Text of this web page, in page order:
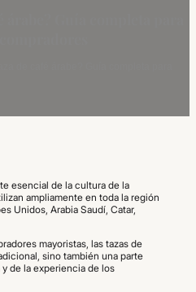
esencial de la cultura de la
ampliamente en toda la región
Unidos, Arabia Saudí, Catar,
mayoristas, las tazas de
sino también una parte
de la experiencia de los